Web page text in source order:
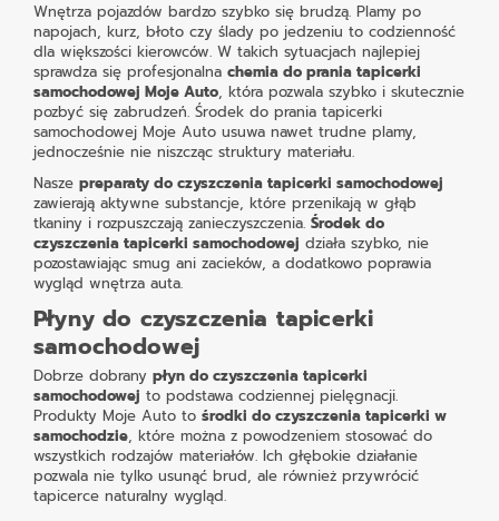
Wnętrza pojazdów bardzo szybko się brudzą. Plamy po
napojach, kurz, błoto czy ślady po jedzeniu to codzienność
dla większości kierowców. W takich sytuacjach najlepiej
sprawdza się profesjonalna chemia do prania tapicerki
samochodowej Moje Auto, która pozwala szybko i skutecznie
pozbyć się zabrudzeń. Środek do prania tapicerki
samochodowej Moje Auto usuwa nawet trudne plamy,
jednocześnie nie niszcząc struktury materiału.
Nasze preparaty do czyszczenia tapicerki samochodowej
zawierają aktywne substancje, które przenikają w głąb
tkaniny i rozpuszczają zanieczyszczenia. Środek do
czyszczenia tapicerki samochodowej działa szybko, nie
pozostawiając smug ani zacieków, a dodatkowo poprawia
wygląd wnętrza auta.
Płyny do czyszczenia tapicerki
samochodowej
Dobrze dobrany płyn do czyszczenia tapicerki
samochodowej to podstawa codziennej pielęgnacji.
Produkty Moje Auto to środki do czyszczenia tapicerki w
samochodzie, które można z powodzeniem stosować do
wszystkich rodzajów materiałów. Ich głębokie działanie
pozwala nie tylko usunąć brud, ale również przywrócić
tapicerce naturalny wygląd.